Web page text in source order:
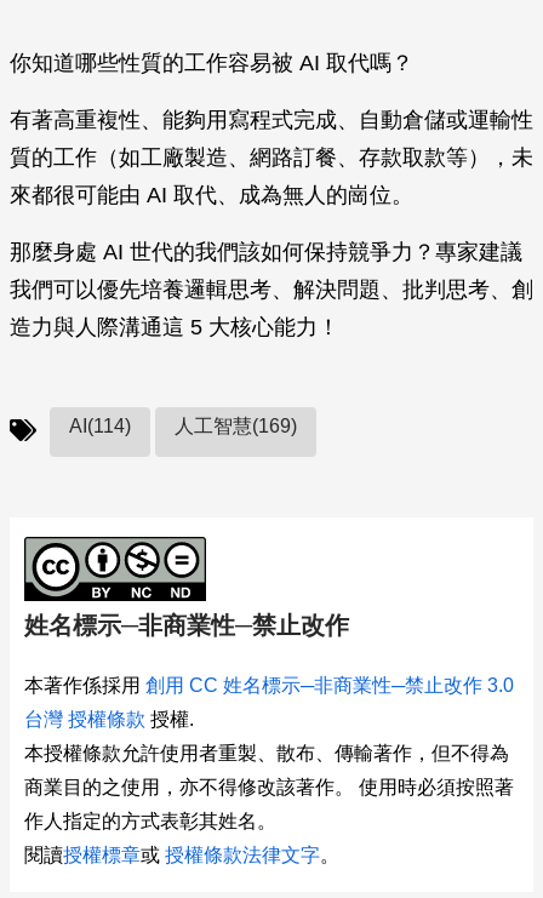
你知道哪些性質的工作容易被 AI 取代嗎？
有著高重複性、能夠用寫程式完成、自動倉儲或運輸性
質的工作（如工廠製造、網路訂餐、存款取款等），未
來都很可能由 AI 取代、成為無人的崗位。
那麼身處 AI 世代的我們該如何保持競爭力？專家建議
我們可以優先培養邏輯思考、解決問題、批判思考、創
造力與人際溝通這 5 大核心能力！
AI(114) 人工智慧(169)
姓名標示─非商業性─禁止改作
本著作係採用 創用 CC 姓名標示─非商業性─禁止改作 3.0
台灣 授權條款 授權.
本授權條款允許使用者重製、散布、傳輸著作，但不得為
商業目的之使用，亦不得修改該著作。 使用時必須按照著
作人指定的方式表彰其姓名。
閱讀授權標章或 授權條款法律文字。